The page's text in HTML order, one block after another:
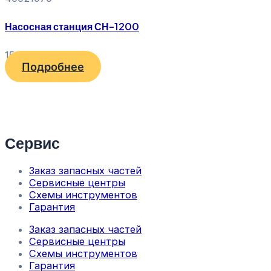
Насосная станция СН-1200
15 580₽
Подробнее
Сервис
Заказ запасных частей
Сервисные центры
Схемы инструментов
Гарантия
Заказ запасных частей
Сервисные центры
Схемы инструментов
Гарантия